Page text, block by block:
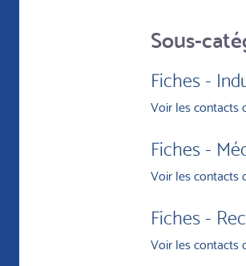
Sous-
Fiches -
Voir les contacts
Fiches -
Voir les contacts
Fiches -
Voir les contacts